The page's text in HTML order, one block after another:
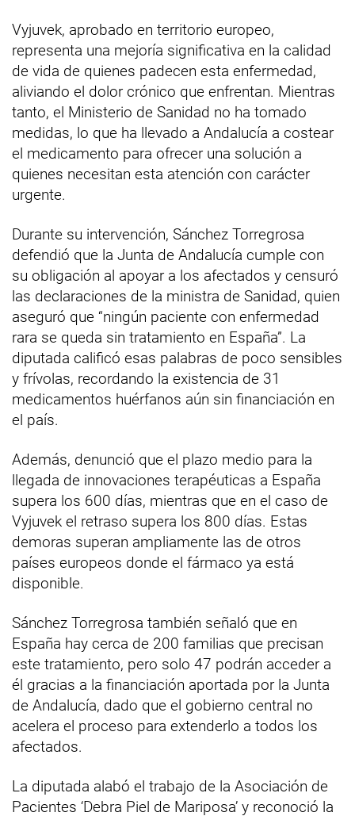
Vyjuvek, aprobado en territorio europeo,
representa una mejoría significativa en la calidad
de vida de quienes padecen esta enfermedad,
aliviando el dolor crónico que enfrentan. Mientras
tanto, el Ministerio de Sanidad no ha tomado
medidas, lo que ha llevado a Andalucía a costear
el medicamento para ofrecer una solución a
quienes necesitan esta atención con carácter
urgente.
Durante su intervención, Sánchez Torregrosa
defendió que la Junta de Andalucía cumple con
su obligación al apoyar a los afectados y censuró
las declaraciones de la ministra de Sanidad, quien
aseguró que “ningún paciente con enfermedad
rara se queda sin tratamiento en España”. La
diputada calificó esas palabras de poco sensibles
y frívolas, recordando la existencia de 31
medicamentos huérfanos aún sin financiación en
el país.
Además, denunció que el plazo medio para la
llegada de innovaciones terapéuticas a España
supera los 600 días, mientras que en el caso de
Vyjuvek el retraso supera los 800 días. Estas
demoras superan ampliamente las de otros
países europeos donde el fármaco ya está
disponible.
Sánchez Torregrosa también señaló que en
España hay cerca de 200 familias que precisan
este tratamiento, pero solo 47 podrán acceder a
él gracias a la financiación aportada por la Junta
de Andalucía, dado que el gobierno central no
acelera el proceso para extenderlo a todos los
afectados.
La diputada alabó el trabajo de la Asociación de
Pacientes ‘Debra Piel de Mariposa’ y reconoció la